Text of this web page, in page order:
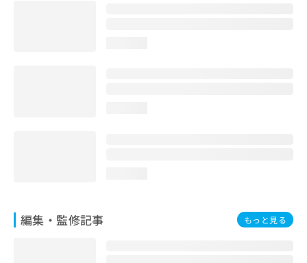
編集・監修記事 もっと見る